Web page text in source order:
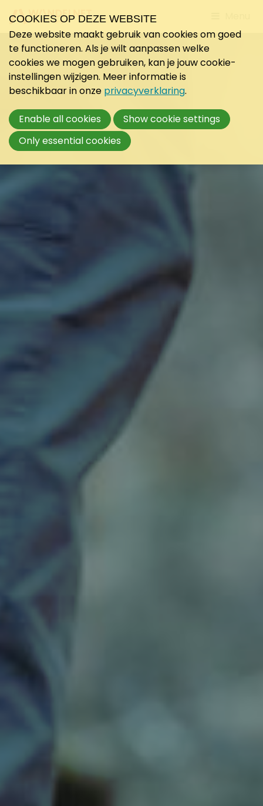
to
COOKIES OP DEZE WEBSITE
Deze website maakt gebruik van cookies om goed
te functioneren. Als je wilt aanpassen welke
cookies we mogen gebruiken, kan je jouw cookie-
instellingen wijzigen. Meer informatie is
beschikbaar in onze privacyverklaring.
Enable all cookies
Show cookie settings
Only essential cookies